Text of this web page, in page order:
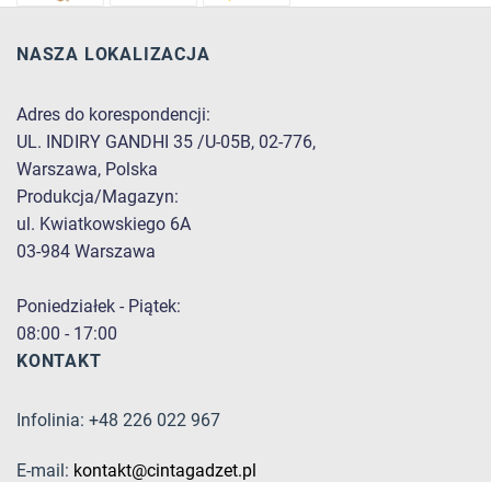
NASZA LOKALIZACJA
Adres do korespondencji:
UL. INDIRY GANDHI 35 /U-05B, 02-776,
Warszawa, Polska
Produkcja/Magazyn:
ul. Kwiatkowskiego 6A
03-984 Warszawa
Poniedziałek - Piątek:
08:00 - 17:00
KONTAKT
Infolinia: +48 226 022 967
E-mail: kontakt@cintagadzet.pl